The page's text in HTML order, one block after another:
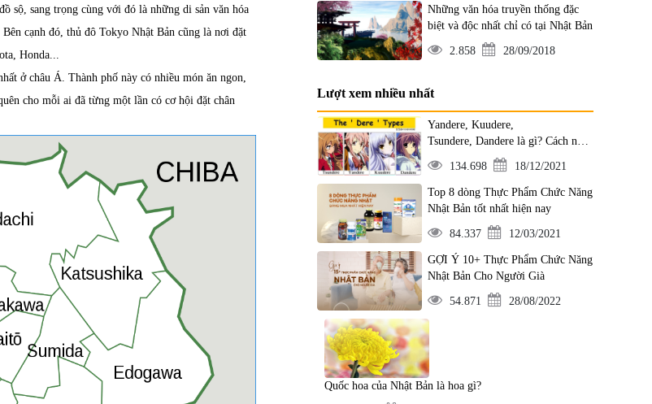
sộ, sang trọng cùng với đó là những di sản văn hóa
cạnh đó, thủ đô Tokyo Nhật Bản cũng là nơi đặt
Honda...
ở châu Á. Thành phố này có nhiều món ăn ngon,
cho mỗi ai đã từng một lần có cơ hội đặt chân
Những văn hóa truyền thống đặc
biệt và độc nhất chỉ có tại Nhật Bản
2.858 28/09/2018
Lượt xem nhiều nhất
Yandere, Kuudere,
Tsundere, Dandere là gì? Cách nhận
diện từng tính cách
134.698 18/12/2021
Top 8 dòng Thực Phẩm Chức Năng
Nhật Bản tốt nhất hiện nay
84.337 12/03/2021
GỢI Ý 10+ Thực Phẩm Chức Năng
Nhật Bản Cho Người Già
54.871 28/08/2022
Quốc hoa của Nhật Bản là hoa gì?